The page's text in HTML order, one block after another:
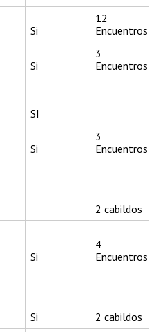
Si
12
Encuentros
Si
3
Encuentros
SI
Si
3
Encuentros
2 cabildos
Si
4
Encuentros
Si 2 cabildos